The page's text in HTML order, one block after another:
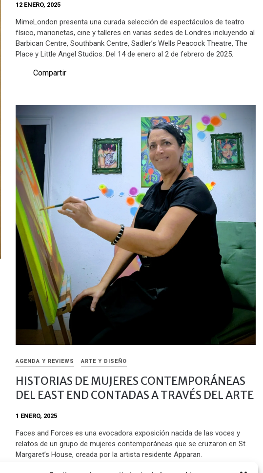
12 ENERO, 2025
MimeLondon presenta una curada selección de espectáculos de teatro
físico, marionetas, cine y talleres en varias sedes de Londres incluyendo al
Barbican Centre, Southbank Centre, Sadler’s Wells Peacock Theatre, The
Place y Little Angel Studios. Del 14 de enero al 2 de febrero de 2025.
Compartir
AGENDA Y REVIEWS ARTE Y DISEÑO
HISTORIAS DE MUJERES CONTEMPORÁNEAS
DEL EAST END CONTADAS A TRAVÉS DEL ARTE
1 ENERO, 2025
Faces and Forces es una evocadora exposición nacida de las voces y
relatos de un grupo de mujeres contemporáneas que se cruzaron en St.
Margaret’s House, creada por la artista residente Apparan.